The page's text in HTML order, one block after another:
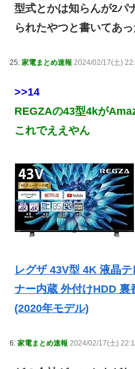
型式とかは知らんが2パ
られたやつと書いてあっ
25: 家電まとめ速報 2024/02/17(土)
>>14
REGZAの43型4kが
これでええやん
レグザ 43V型 4K 液晶
ナー内蔵 外付けHDD
(2020年モデル)
6: 家電まとめ速報 2024/02/17(土)